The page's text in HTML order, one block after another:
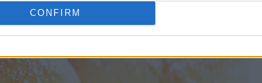
CONFIRM